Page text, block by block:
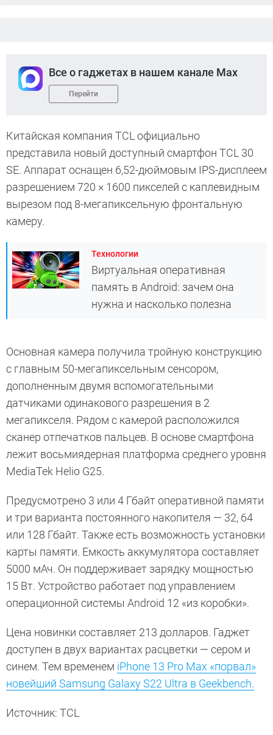
Все о гаджетах в нашем канале Max
Перейти
Китайская компания TCL официально
представила новый доступный смартфон TCL 30
SE. Аппарат оснащен 6,52-дюймовым IPS-дисплеем
разрешением 720 × 1600 пикселей с каплевидным
вырезом под 8-мегапиксельную фронтальную
камеру.
Технологии
Виртуальная оперативная
память в Android: зачем она
нужна и насколько полезна
Основная камера получила тройную конструкцию
с главным 50-мегапиксельным сенсором,
дополненным двумя вспомогательными
датчиками одинакового разрешения в 2
мегапикселя. Рядом с камерой расположился
сканер отпечатков пальцев. В основе смартфона
лежит восьмиядерная платформа среднего уровня
MediaTek Helio G25.
Предусмотрено 3 или 4 Гбайт оперативной памяти
и три варианта постоянного накопителя — 32, 64
или 128 Гбайт. Также есть возможность установки
карты памяти. Емкость аккумулятора составляет
5000 мАч. Он поддерживает зарядку мощностью
15 Вт. Устройство работает под управлением
операционной системы Android 12 «из коробки».
Цена новинки составляет 213 долларов. Гаджет
доступен в двух вариантах расцветки — сером и
синем. Тем временем iPhone 13 Pro Max «порвал»
новейший Samsung Galaxy S22 Ultra в Geekbench.
Источник: TCL